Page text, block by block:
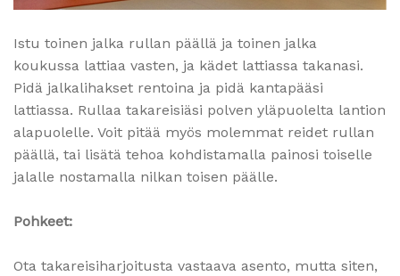
Istu toinen jalka rullan päällä ja toinen jalka
koukussa lattiaa vasten, ja kädet lattiassa takanasi.
Pidä jalkalihakset rentoina ja pidä kantapääsi
lattiassa. Rullaa takareisiäsi polven yläpuolelta lantion
alapuolelle. Voit pitää myös molemmat reidet rullan
päällä, tai lisätä tehoa kohdistamalla painosi toiselle
jalalle nostamalla nilkan toisen päälle.
Pohkeet:
Ota takareisiharjoitusta vastaava asento, mutta siten,